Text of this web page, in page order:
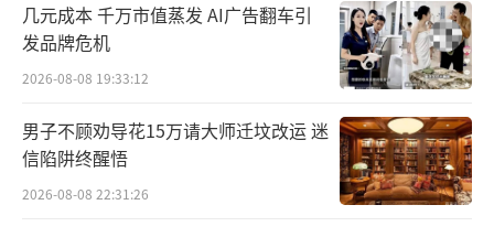
几元成本 千万市值蒸发 AI广告翻车引
发品牌危机
2026-08-08 19:33:12
男子不顾劝导花15万请大师迁坟改运 迷
信陷阱终醒悟
2026-08-08 22:31:26